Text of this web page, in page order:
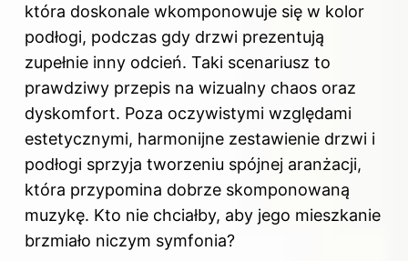
która doskonale wkomponowuje się w kolor
podłogi, podczas gdy drzwi prezentują
zupełnie inny odcień. Taki scenariusz to
prawdziwy przepis na wizualny chaos oraz
dyskomfort. Poza oczywistymi względami
estetycznymi, harmonijne zestawienie drzwi i
podłogi sprzyja tworzeniu spójnej aranżacji,
która przypomina dobrze skomponowaną
muzykę. Kto nie chciałby, aby jego mieszkanie
brzmiało niczym symfonia?